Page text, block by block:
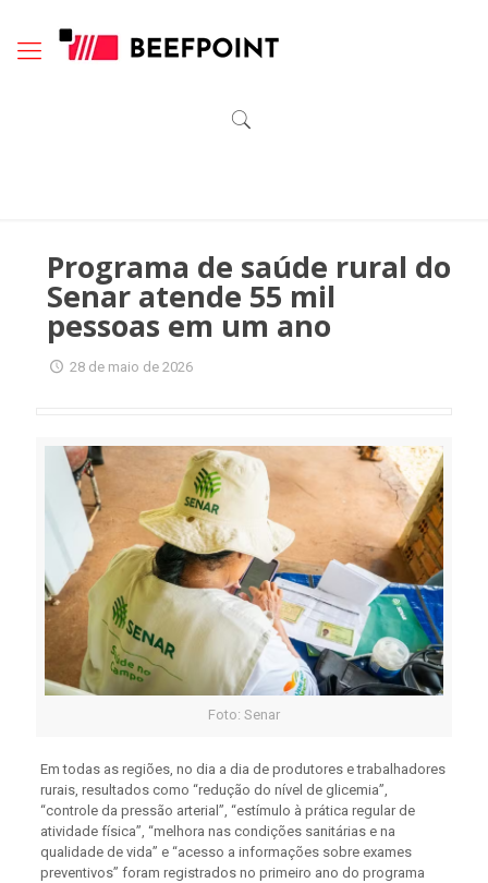
Programa de saúde rural do
Senar atende 55 mil
pessoas em um ano
28 de maio de 2026
Foto: Senar
Em todas as regiões, no dia a dia de produtores e trabalhadores
rurais, resultados como “redução do nível de glicemia”,
“controle da pressão arterial”, “estímulo à prática regular de
atividade física”, “melhora nas condições sanitárias e na
qualidade de vida” e “acesso a informações sobre exames
preventivos” foram registrados no primeiro ano do programa